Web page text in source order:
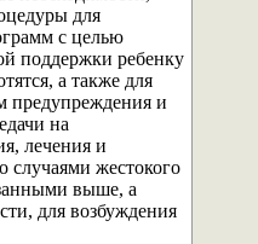
для
с целью
поддержки ребенку
а также для
предупреждения и
на
лечения и
случаями жестокого
выше, а
для возбуждения